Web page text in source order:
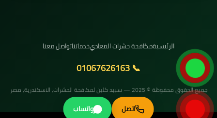
الرئيسيةمكافحة حشرات المعاديخدماتناتواصل معنا
📞 01067626163
جميع الحقوق محفوظة © 2025 — سبيد كلين لمكافحة الحشرات، الاسكندرية، مصر
اتصل واتساب